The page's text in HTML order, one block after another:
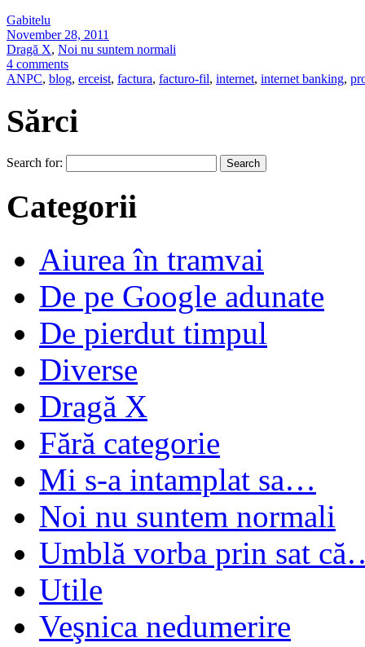
Gabitelu
November 28, 2011
Dragă X, Noi nu suntem normali
4 comments
ANPC, blog, erceist, factura, facturo-fil, internet, internet banking,
Sărci
Search for:
Categorii
Aiurea în tramvai
De pe Google adunate
De pierdut timpul
Diverse
Dragă X
Fără categorie
Mi s-a intamplat sa…
Noi nu suntem normali
Umblă vorba prin sat
Utile
Veşnica nedumerire